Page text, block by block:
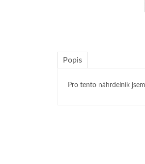
Popis
Pro tento náhrdelník